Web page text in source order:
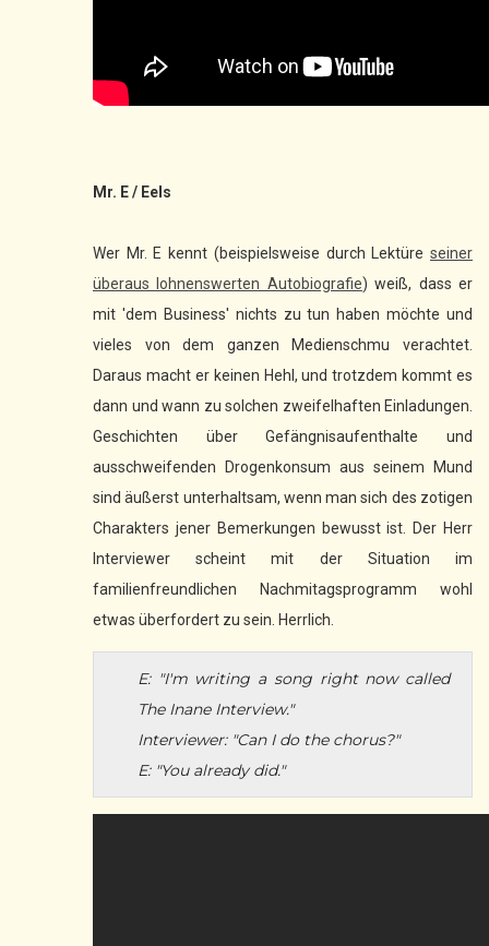
Mr. E / Eels
Wer Mr. E kennt (beispielsweise durch Lektüre seiner
überaus lohnenswerten Autobiografie) weiß, dass er
mit 'dem Business' nichts zu tun haben möchte und
vieles von dem ganzen Medienschmu verachtet.
Daraus macht er keinen Hehl, und trotzdem kommt es
dann und wann zu solchen zweifelhaften Einladungen.
Geschichten über Gefängnisaufenthalte und
ausschweifenden Drogenkonsum aus seinem Mund
sind äußerst unterhaltsam, wenn man sich des zotigen
Charakters jener Bemerkungen bewusst ist. Der Herr
Interviewer scheint mit der Situation im
familienfreundlichen Nachmitagsprogramm wohl
etwas überfordert zu sein. Herrlich.
E: "I'm writing a song right now called
The Inane Interview."
Interviewer: "Can I do the chorus?"
E: "You already did."